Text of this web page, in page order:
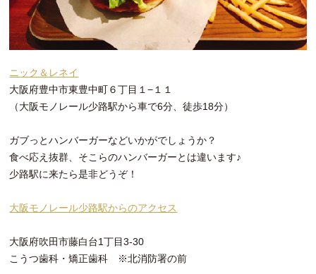
ニック＆レネイ
大阪府豊中市東豊中町６丁目１−１１
（大阪モノレール少路駅から車で6分、徒歩18分）
ガブっとハンバーガーなどいかがでしょうか？
食べ応え抜群、そこらのハンバーガーとは違います♪
少路駅に来たら是非どうぞ！
大阪モノレール少路駅からのアクセス
大阪府吹田市藤白台1丁目3-30
こうつ歯科・矯正歯科 ※北消防署の前